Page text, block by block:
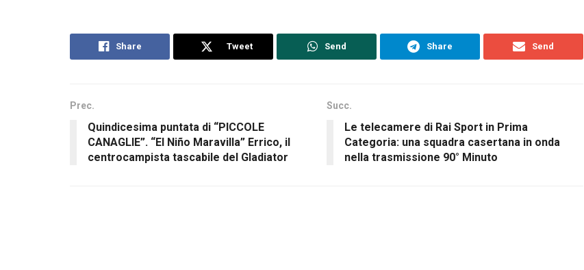
Share Tweet Send Share Send
Prec.
Quindicesima puntata di “PICCOLE
CANAGLIE”. “El Niño Maravilla” Errico, il
centrocampista tascabile del Gladiator
Succ.
Le telecamere di Rai Sport in Prima
Categoria: una squadra casertana in onda
nella trasmissione 90° Minuto